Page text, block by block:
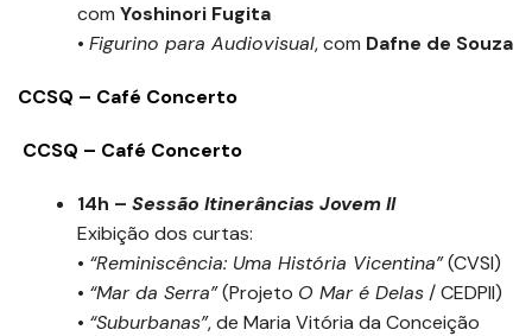
com Yoshinori Fugita
• Figurino para Audiovisual, com Dafne de Souza
CCSQ – Café Concerto
CCSQ – Café Concerto
14h – Sessão Itinerâncias Jovem II
Exibição dos curtas:
• “Reminiscência: Uma História Vicentina”(CVSI)
• “Mar da Serra”(Projeto O Mar é Delas / CEDPII)
• “Suburbanas”, de Maria Vitória da Conceição